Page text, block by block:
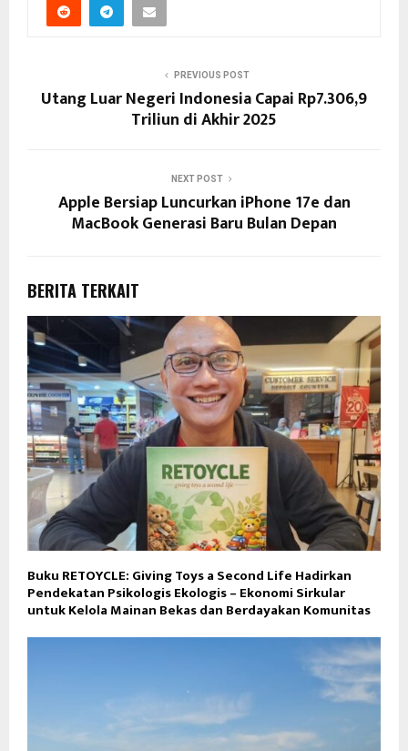
PREVIOUS POST
Utang Luar Negeri Indonesia Capai Rp7.306,9
Triliun di Akhir 2025
NEXT POST
Apple Bersiap Luncurkan iPhone 17e dan
MacBook Generasi Baru Bulan Depan
BERITA TERKAIT
Buku RETOYCLE: Giving Toys a Second Life Hadirkan
Pendekatan Psikologis Ekologis – Ekonomi Sirkular
untuk Kelola Mainan Bekas dan Berdayakan Komunitas